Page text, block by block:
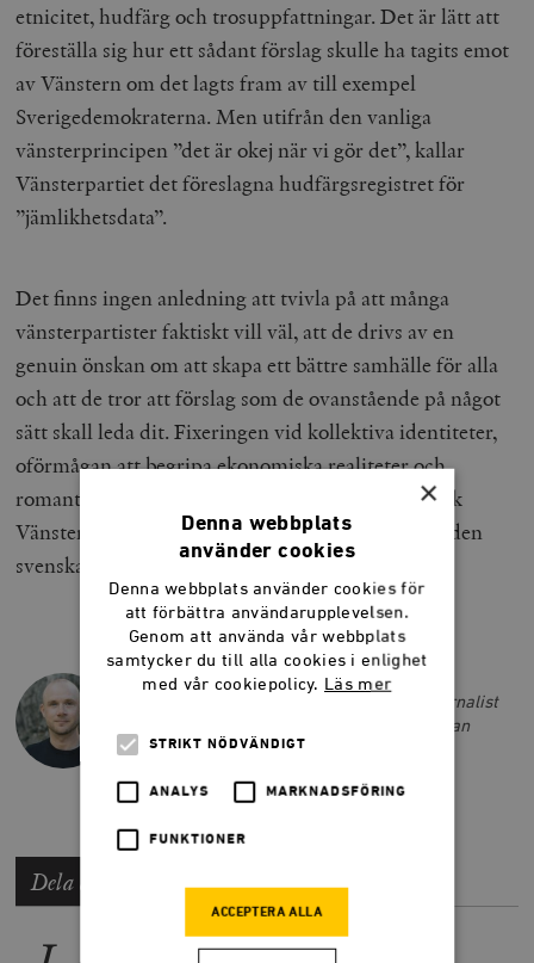
etnicitet, hudfärg och trosuppfattningar. Det är lätt att
föreställa sig hur ett sådant förslag skulle ha tagits emot
av Vänstern om det lagts fram av till exempel
Sverigedemokraterna. Men utifrån den vanliga
vänsterprincipen ”det är okej när vi gör det”, kallar
Vänsterpartiet det föreslagna hudfärgsregistret för
”jämlikhetsdata”.
Det finns ingen anledning att tvivla på att många
vänsterpartister faktiskt vill väl, att de drivs av en
genuin önskan om att skapa ett bättre samhälle för alla
och att de tror att förslag som de ovanstående på något
sätt skall leda dit. Fixeringen vid kollektiva identiteter,
oförmågan att begripa ekonomiska realiteter och
romantiserandet av gamla våldssymboler gör dock
Vänsterpartiet till en farlig och destruktiv kraft i den
svenska politiken.
LARS ANDERS JOHANSSON
Lars Anders Johansson är författare, journalist
och tidigare chefredaktör på Smedjan. Han
driver också podcasten
Dela artikeln
×
Denna webbplats
använder cookies
Denna webbplats använder cookies för
att förbättra användarupplevelsen.
Genom att använda vår webbplats
samtycker du till alla cookies i enlighet
med vår cookiepolicy. Läs mer
STRIKT NÖDVÄNDIGT
ANALYS MARKNADSFÖRING
FUNKTIONER
ACCEPTERA ALLA